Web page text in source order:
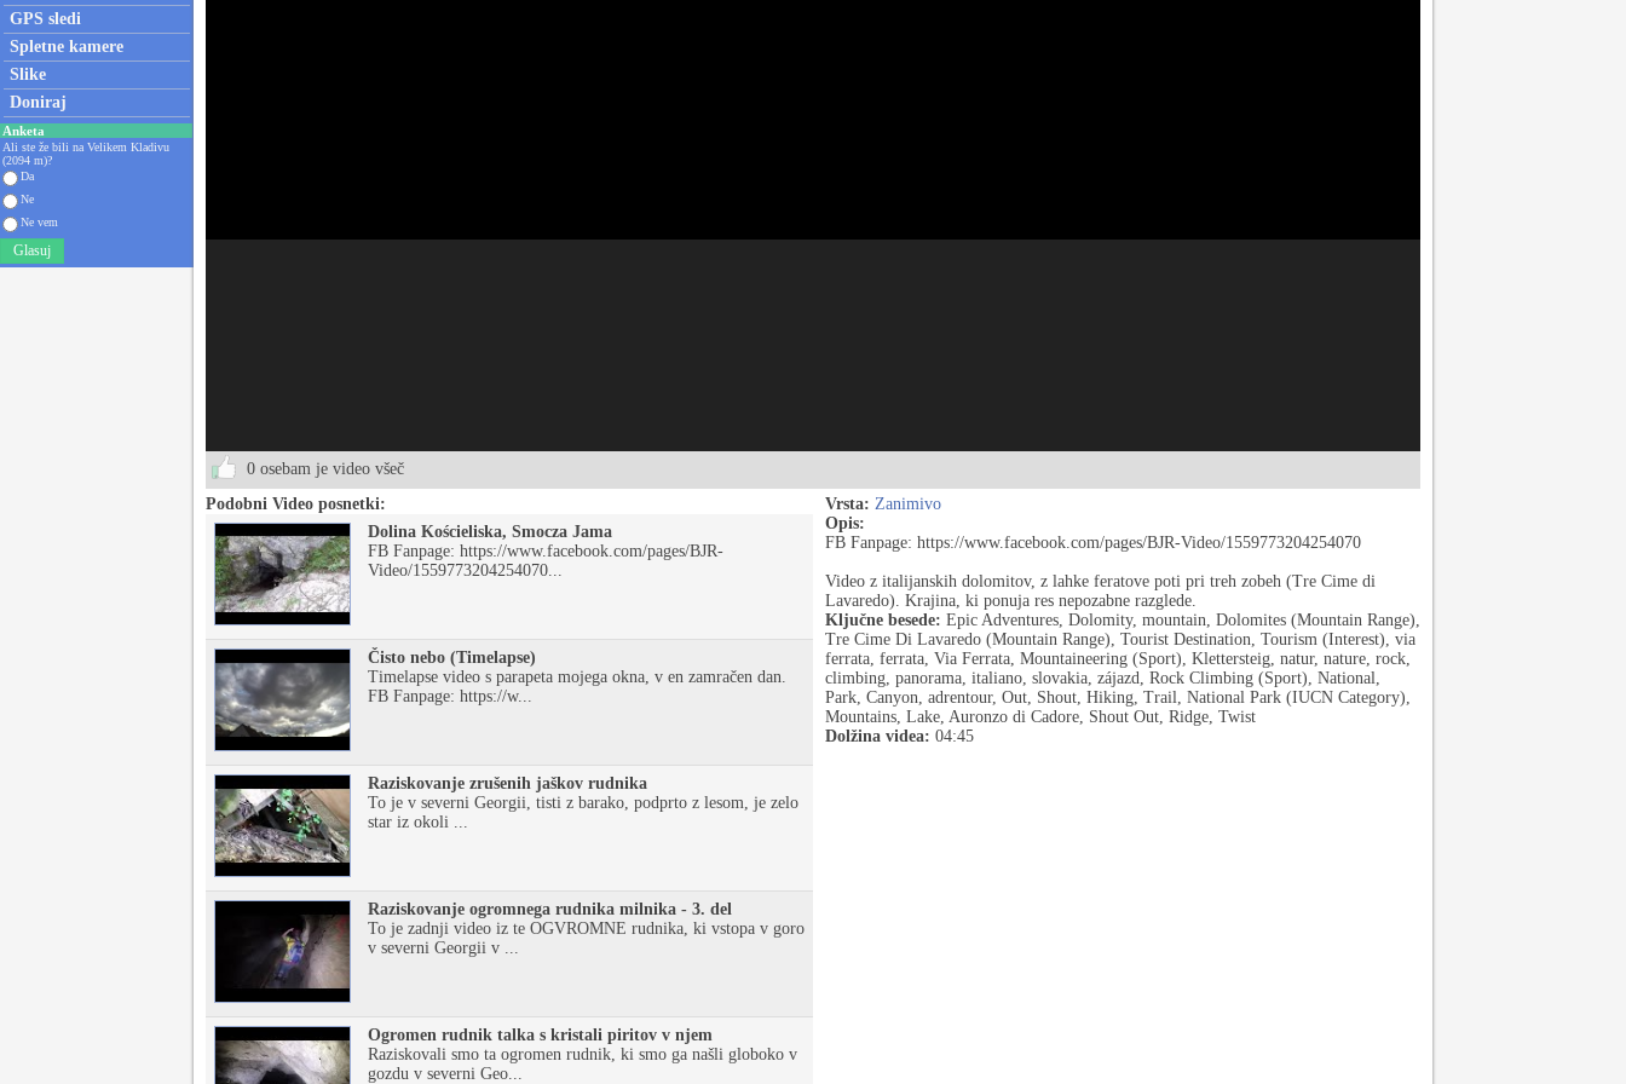
GPS sledi
Spletne kamere
Slike
Doniraj
Anketa
Ali ste že bili na Velikem Kladivu
(2094 m)?
Da
Ne
Ne vem
Glasuj
0 osebam je video všeč
Podobni Video posnetki:
Dolina Kościeliska, Smocza Jama
FB Fanpage: https://www.facebook.com/pages/BJR-
Video/1559773204254070...
Čisto nebo (Timelapse)
Timelapse video s parapeta mojega okna, v en zamračen dan.
FB Fanpage: https://w...
Raziskovanje zrušenih jaškov rudnika
To je v severni Georgii, tisti z barako, podprto z lesom, je zelo
star iz okoli ...
Raziskovanje ogromnega rudnika milnika - 3. del
To je zadnji video iz te OGVROMNE rudnika, ki vstopa v goro
v severni Georgii v ...
Ogromen rudnik talka s kristali piritov v njem
Raziskovali smo ta ogromen rudnik, ki smo ga našli globoko v
gozdu v severni Geo...
Vrsta: Zanimivo
Opis:
FB Fanpage: https://www.facebook.com/pages/BJR-Video/1559773204254070
Video z italijanskih dolomitov, z lahke feratove poti pri treh zobeh (Tre Cime di
Lavaredo). Krajina, ki ponuja res nepozabne razglede.
Ključne besede: Epic Adventures, Dolomity, mountain, Dolomites (Mountain Range),
Tre Cime Di Lavaredo (Mountain Range), Tourist Destination, Tourism (Interest), via
ferrata, ferrata, Via Ferrata, Mountaineering (Sport), Klettersteig, natur, nature, rock,
climbing, panorama, italiano, slovakia, zájazd, Rock Climbing (Sport), National,
Park, Canyon, adrentour, Out, Shout, Hiking, Trail, National Park (IUCN Category),
Mountains, Lake, Auronzo di Cadore, Shout Out, Ridge, Twist
Dolžina videa: 04:45